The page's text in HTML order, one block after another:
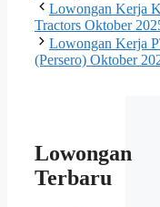
Lowongan Kerja
Tractors Oktober
Lowongan Kerja
(Persero) Oktober
Lowongan
Terbaru